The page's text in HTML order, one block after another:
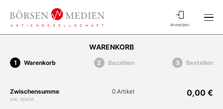
Anmelden
WARENKORB
Warenkorb Bezahlen Bestellen
Zwischensumme
inkl. MwSt.
0 Artikel 0,00 €